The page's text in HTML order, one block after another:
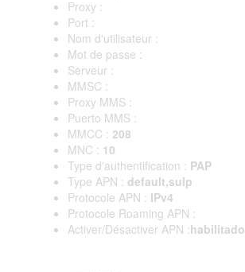
Proxy :
Port :
Nom d'utilisateur :
Mot de passe :
Serveur :
MMSC :
Proxy MMS :
Puerto MMS :
MMCC : 208
MNC : 10
Type d'authentification : PAP
Type APN : default,sulp
Protocole APN : IPv4
Protocole Roaming APN :
Activer/Désactiver APN :habilitado